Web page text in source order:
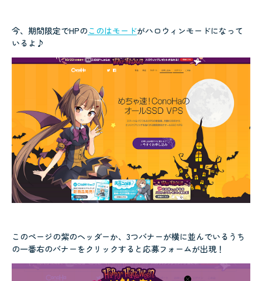
今、期間限定でHPのこのはモードがハロウィンモードになって
いるよ♪
このページの紫のヘッダーか、3つバナーが横に並んでいるうち
の一番右のバナーをクリックすると応募フォームが出現！